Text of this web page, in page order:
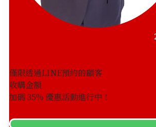
Hermes Bolide 35 Toile Ash □F
收購參考價格
僅限透過LINE預約的顧客
收購金額
加碼35% 優惠活動進行中！